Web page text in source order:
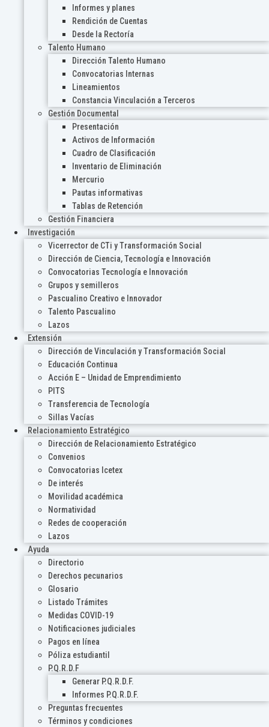
Informes y planes
Rendición de Cuentas
Desde la Rectoría
Talento Humano
Dirección Talento Humano
Convocatorias Internas
Lineamientos
Constancia Vinculación a Terceros
Gestión Documental
Presentación
Activos de Información
Cuadro de Clasificación
Inventario de Eliminación
Mercurio
Pautas informativas
Tablas de Retención
Gestión Financiera
Investigación
Vicerrector de CTi y Transformación Social
Dirección de Ciencia, Tecnología e Innovación
Convocatorias Tecnología e Innovación
Grupos y semilleros
Pascualino Creativo e Innovador
Talento Pascualino
Lazos
Extensión
Dirección de Vinculación y Transformación Social
Educación Continua
Acción E – Unidad de Emprendimiento
PITS
Transferencia de Tecnología
Sillas Vacías
Relacionamiento Estratégico
Dirección de Relacionamiento Estratégico
Convenios
Convocatorias Icetex
De interés
Movilidad académica
Normatividad
Redes de cooperación
Lazos
Ayuda
Directorio
Derechos pecunarios
Glosario
Listado Trámites
Medidas COVID-19
Notificaciones judiciales
Pagos en línea
Póliza estudiantil
P.Q.R.D.F
Generar P.Q.R.D.F.
Informes P.Q.R.D.F.
Preguntas frecuentes
Términos y condiciones